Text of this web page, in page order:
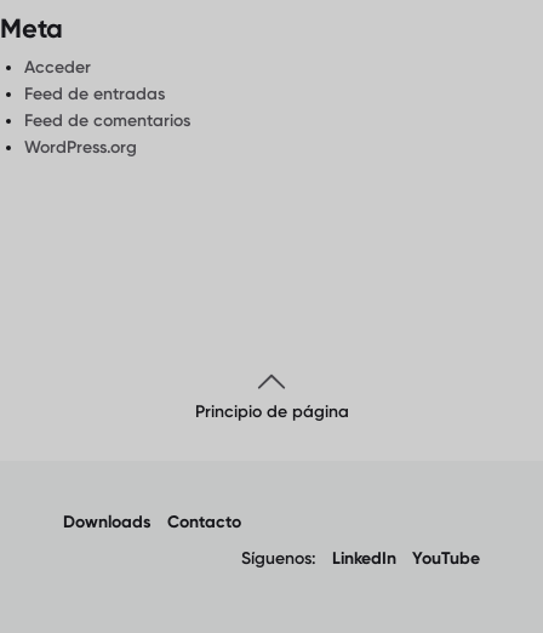
Meta
Acceder
Feed de entradas
Feed de comentarios
WordPress.org
Principio de página
Downloads
Contacto
Síguenos:
LinkedIn YouTube